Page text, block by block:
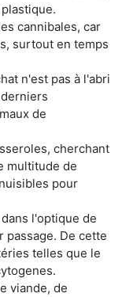
cannibales, car
surtout en temps
n'est pas à l'abri
de
cherchant
multitude de
pour
l'optique de
De cette
telles que le
viande, de